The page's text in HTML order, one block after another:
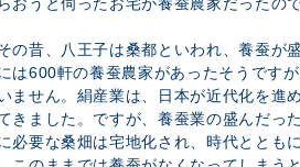
その昔、八王子は桑都といわれ、養蚕が
は600軒の養蚕農家があったそうです
ません。絹産業は、日本が近代化を進
きました。ですが、養蚕業の盛んだっ
必要な桑畑は宅地化され、時代ととも